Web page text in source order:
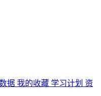
据 我的收藏 学习计划 资